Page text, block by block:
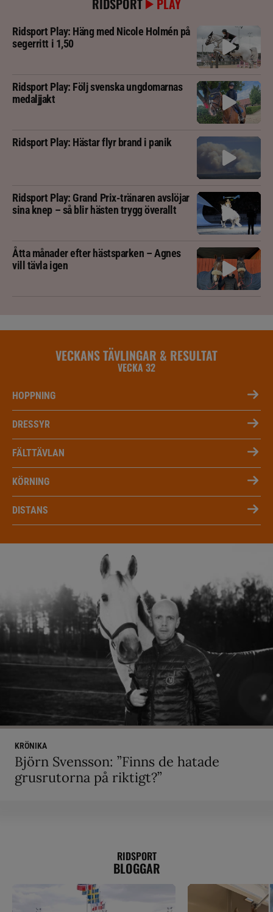
Ridsport Play: Häng med Nicole Holmén på
segerritt i 1,50
Ridsport Play: Följ svenska ungdomarnas
medaljjakt
Ridsport Play: Hästar flyr brand i panik
Ridsport Play: Grand Prix-tränaren avslöjar
sina knep – så blir hästen trygg överallt
Åtta månader efter hästsparken – Agnes
vill tävla igen
VECKANS TÄVLINGAR & RESULTAT
VECKA 32
HOPPNING
DRESSYR
FÄLTTÄVLAN
KÖRNING
DISTANS
KRÖNIKA
Björn Svensson: ”Finns de hatade
grusrutorna på riktigt?”
RIDSPORT
BLOGGAR